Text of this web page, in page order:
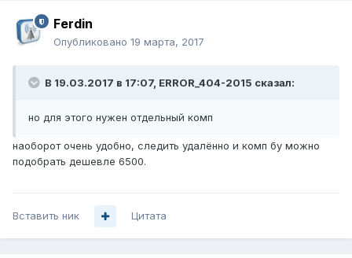
Ferdin
Опубликовано 19 марта, 2017
В 19.03.2017 в 17:07, ERROR_404-2015 сказал:
но для этого нужен отдельный комп
наоборот очень удобно, следить удалённо и комп бу можно
подобрать дешевле 6500.
Вставить ник Цитата